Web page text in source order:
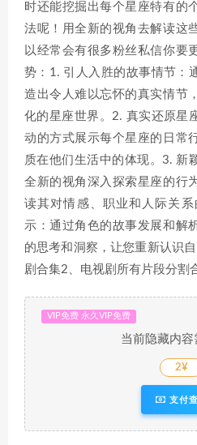
时还能挖掘出每个星座特有的
法呢！用全新的视角去解读这
以经常会有很多粉丝私信你要
势：1. 引人入胜的故事情节：
造出令人难以忘怀的真实情节
化的星座世界。2. 真实还原星
动的方式展示每个星座的日常
质在他们生活中的体现。3. 新
全新的视角深入探索星座的行
读其对情感、职业和人际关
示：通过角色的故事发展和解
的思考和洞察，让您重新认识
剧合集2、电视剧所有片段分割
VIP免费 永久VIP免费
当前隐藏内容
2¥
支付